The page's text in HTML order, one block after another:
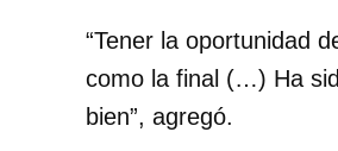
“Tener la oportunidad
como la final (…) Ha
bien”, agregó.